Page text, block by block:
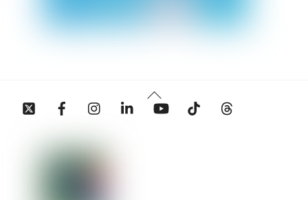
Back
To
Twitter Facebook InstagramLinkedin YouTube Tiktok